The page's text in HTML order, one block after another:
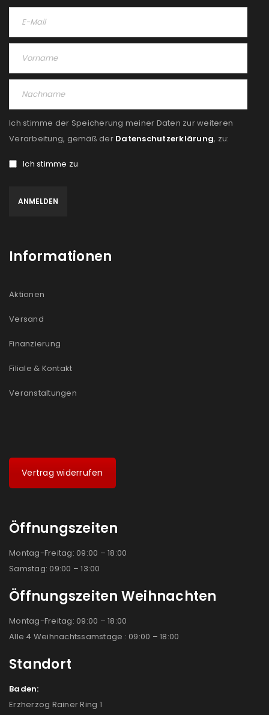
Ich stimme der Speicherung meiner Daten zur weiteren
Verarbeitung, gemäß der Datenschutzerklärung, zu:
Ich stimme zu
Informationen
Aktionen
Versand
Finanzierung
Filiale & Kontakt
Veranstaltungen
Vertrag widerrufen
Öffnungszeiten
Montag-Freitag: 09:00 – 18:00
Samstag: 09:00 – 13:00
Öffnungszeiten Weihnachten
Montag-Freitag: 09:00 – 18:00
Alle 4 Weihnachtssamstage : 09:00 – 18:00
Standort
Baden:
Erzherzog Rainer Ring 1